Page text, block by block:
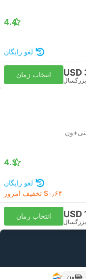
4.4
لغو رایگان
بزرگسال
انتخاب زمان
4.3
لغو رایگان
‎$۰٫۶۴ تخفیف امروز
بزرگسال
انتخاب زمان
ون